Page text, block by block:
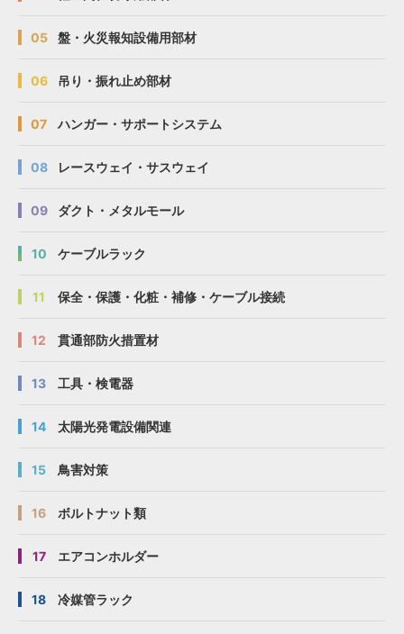
05 盤・火災報知設備用部材
06 吊り・振れ止め部材
07 ハンガー・サポートシステム
08 レースウェイ・サスウェイ
09 ダクト・メタルモール
10 ケーブルラック
11 保全・保護・化粧・補修・ケーブル接続
12 貫通部防火措置材
13 工具・検電器
14 太陽光発電設備関連
15 鳥害対策
16 ボルトナット類
17 エアコンホルダー
18 冷媒管ラック